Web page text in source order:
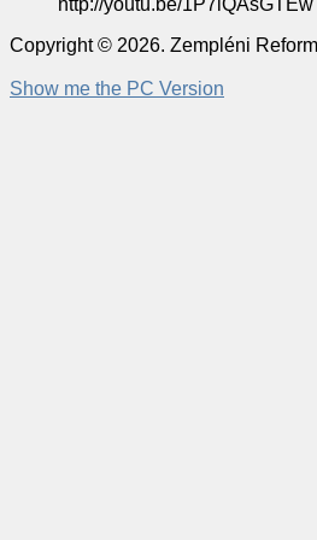
Copyright © 2026. Zempléni
Show me the PC Version